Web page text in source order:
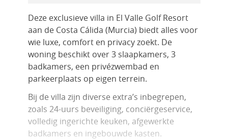
Deze exclusieve villa in El Valle Golf Resort
aan de Costa Cálida (Murcia) biedt alles voor
wie luxe, comfort en privacy zoekt. De
woning beschikt over 3 slaapkamers, 3
badkamers, een privézwembad en
parkeerplaats op eigen terrein.
Bij de villa zijn diverse extra’s inbegrepen,
zoals 24-uurs beveiliging, conciërgeservice,
volledig ingerichte keuken, afgewerkte
badkamers en ingebouwde kasten.